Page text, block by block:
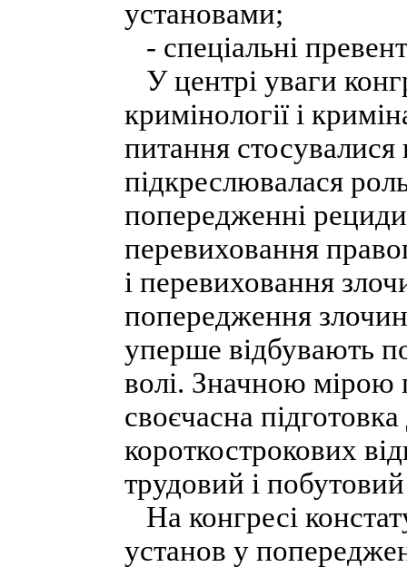
установами;
- спеціальні
У центрі уваги
кримінології і
питання стосувалися
підкреслювалася
попередженні
перевиховання
і перевиховання
попередження
уперше відбувають
волі. Значною
своєчасна
короткострокових
трудовий і
На конгресі
установ у